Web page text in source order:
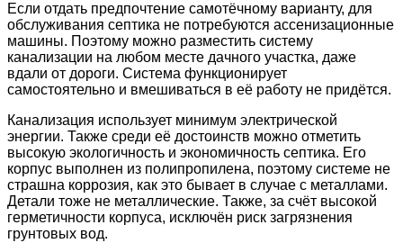
Если отдать предпочтение самотёчному варианту, для
обслуживания септика не потребуются ассенизационные
машины. Поэтому можно разместить систему
канализации на любом месте дачного участка, даже
вдали от дороги. Система функционирует
самостоятельно и вмешиваться в её работу не придётся.
Канализация использует минимум электрической
энергии. Также среди её достоинств можно отметить
высокую экологичность и экономичность септика. Его
корпус выполнен из полипропилена, поэтому системе не
страшна коррозия, как это бывает в случае с металлами.
Детали тоже не металлические. Также, за счёт высокой
герметичности корпуса, исключён риск загрязнения
грунтовых вод.